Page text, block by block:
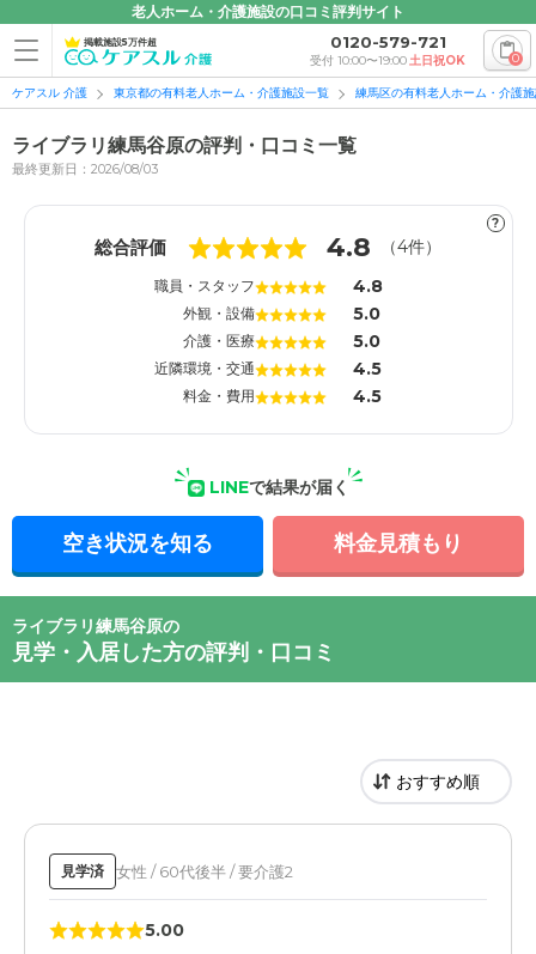
老人ホーム・介護施設の口コミ評判サイト
掲載施設5万件超 0120-579-721
受付 10:00〜19:00土日祝OK 0
ケアスル 介護 東京都の有料老人ホーム・介護施設一覧 練馬区の有料老人ホーム・介護
ライブラリ練馬谷原の評判・口コミ一覧
最終更新日：2026/08/03
?
総合評価 4.8 （4件）
職員・スタッフ 4.8
外観・設備 5.0
介護・医療 5.0
近隣環境・交通 4.5
料金・費用 4.5
LINEで結果が届く
空き状況を知る 料金見積もり
ライブラリ練馬谷原の
見学・入居した方の評判・口コミ
見学済 女性 / 60代後半 / 要介護2
5.00